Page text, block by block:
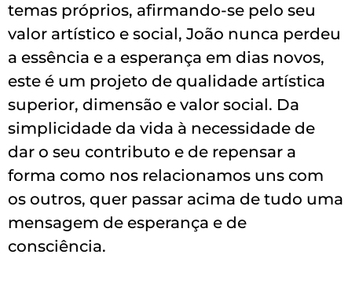
temas próprios, afirmando-se pelo seu
valor artístico e social, João nunca perdeu
a essência e a esperança em dias novos,
este é um projeto de qualidade artística
superior, dimensão e valor social. Da
simplicidade da vida à necessidade de
dar o seu contributo e de repensar a
forma como nos relacionamos uns com
os outros, quer passar acima de tudo uma
mensagem de esperança e de
consciência.